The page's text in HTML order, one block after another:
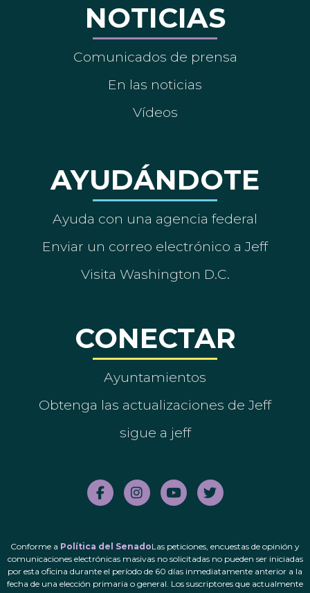
NOTICIAS
Comunicados de prensa
En las noticias
Vídeos
AYUDÁNDOTE
Ayuda con una agencia federal
Enviar un correo electrónico a Jeff
Visita Washington D.C.
CONECTAR
Ayuntamientos
Obtenga las actualizaciones de Jeff
sigue a jeff
Conforme a Política del SenadoLas peticiones, encuestas de opinión y
comunicaciones electrónicas masivas no solicitadas no pueden ser iniciadas
por esta oficina durante el período de 60 días inmediatamente anterior a la
fecha de una elección primaria o general. Los suscriptores que actualmente